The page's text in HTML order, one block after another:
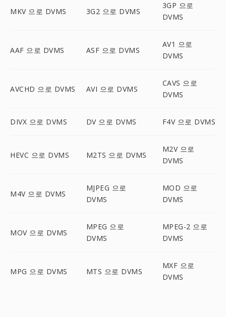
MKV 으로 DVMS 3G2 으로 DVMS
3GP 으로
DVMS
AAF 으로 DVMS ASF 으로 DVMS
AV1 으로
DVMS
AVCHD 으로 DVMS AVI 으로 DVMS
CAVS 으로
DVMS
DIVX 으로 DVMS DV 으로 DVMS F4V 으로 DVMS
HEVC 으로 DVMS M2TS 으로 DVMS
M2V 으로
DVMS
M4V 으로 DVMS
MJPEG 으로
DVMS
MOD 으로
DVMS
MOV 으로 DVMS
MPEG 으로
DVMS
MPEG-2 으로
DVMS
MPG 으로 DVMS MTS 으로 DVMS
MXF 으로
DVMS